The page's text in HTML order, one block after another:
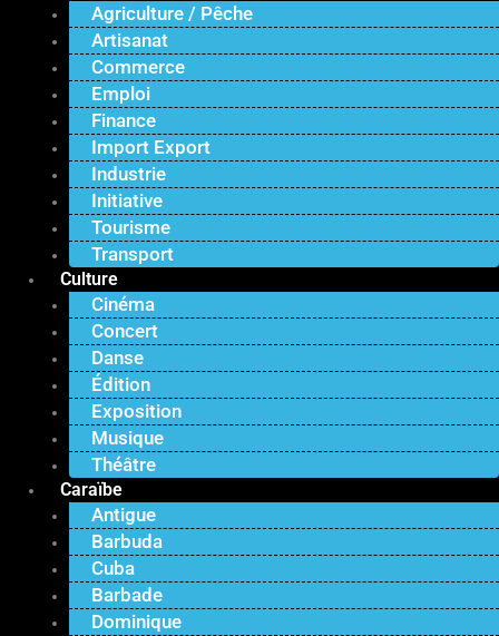
Agriculture / Pêche
Artisanat
Commerce
Emploi
Finance
Import Export
Industrie
Initiative
Tourisme
Transport
Culture
Cinéma
Concert
Danse
Édition
Exposition
Musique
Théâtre
Caraïbe
Antigue
Barbuda
Cuba
Barbade
Dominique